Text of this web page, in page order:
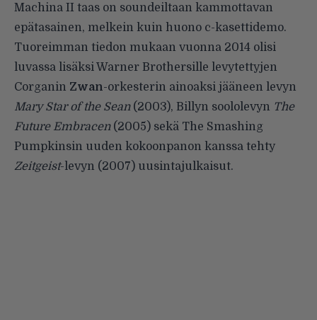
Machina II taas on soundeiltaan kammottavan
epätasainen, melkein kuin huono c-kasettidemo.
Tuoreimman tiedon mukaan vuonna 2014 olisi
luvassa lisäksi Warner Brothersille levytettyjen
Corganin Zwan-orkesterin ainoaksi jääneen levyn
Mary Star of the Sean(2003), Billyn soololevyn The
Future Embracen (2005) sekä The Smashing
Pumpkinsin uuden kokoonpanon kanssa tehty
Zeitgeist-levyn (2007) uusintajulkaisut.